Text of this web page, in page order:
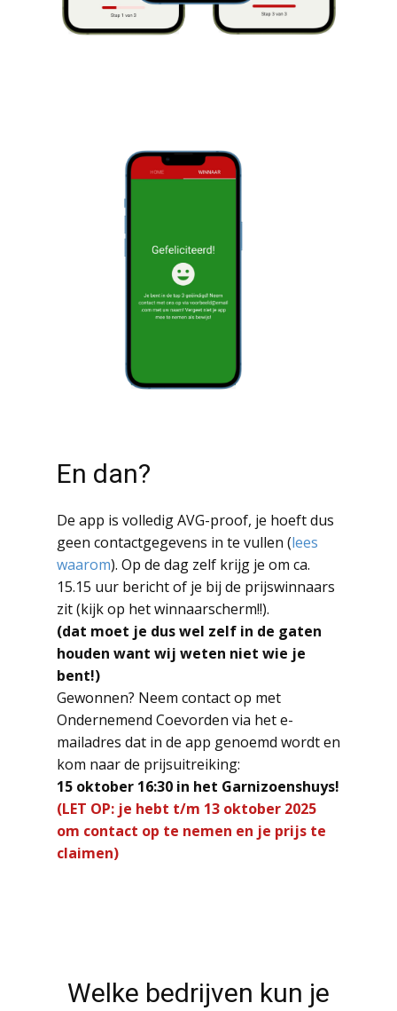
En dan?
De app is volledig AVG-proof, je hoeft dus
geen contactgegevens in te vullen (lees
waarom). Op de dag zelf krijg je om ca.
15.15 uur bericht of je bij de prijswinnaars
zit (kijk op het winnaarscherm!!).
(dat moet je dus wel zelf in de gaten
houden want wij weten niet wie je
bent!)
Gewonnen? Neem contact op met
Ondernemend Coevorden via het e-
mailadres dat in de app genoemd wordt en
kom naar de prijsuitreiking:
15 oktober 16:30 in het Garnizoenshuys!
(LET OP: je hebt t/m 13 oktober 2025
om contact op te nemen en je prijs te
claimen)
Welke bedrijven kun je